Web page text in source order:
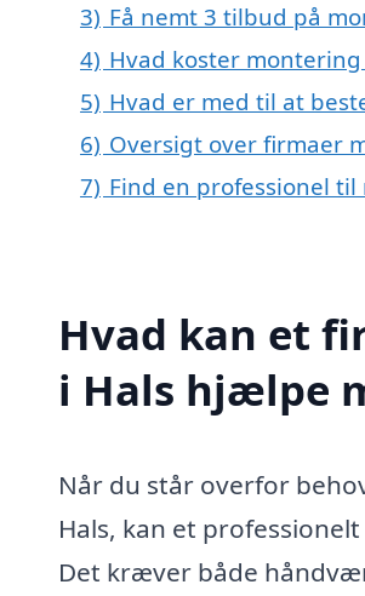
3) Få nemt 3 tilbud på
4) Hvad koster montering
5) Hvad er med til at
6) Oversigt over firmaer
7) Find en professionel
Hvad kan et
i Hals hjælpe
Når du står overfor
Hals, kan et
Det kræver både